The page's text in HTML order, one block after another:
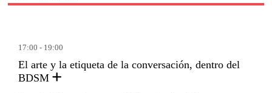
17:00 - 19:00
El arte y la etiqueta de la conversación, dentro del
BDSM